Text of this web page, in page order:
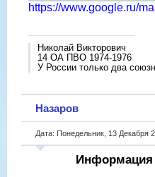
https://www.google.ru/
Николай Викторович
14 ОА ПВО 1974-1976
У России только два
Назаров
Дата: Понедельник, 13 Декабря
Информация